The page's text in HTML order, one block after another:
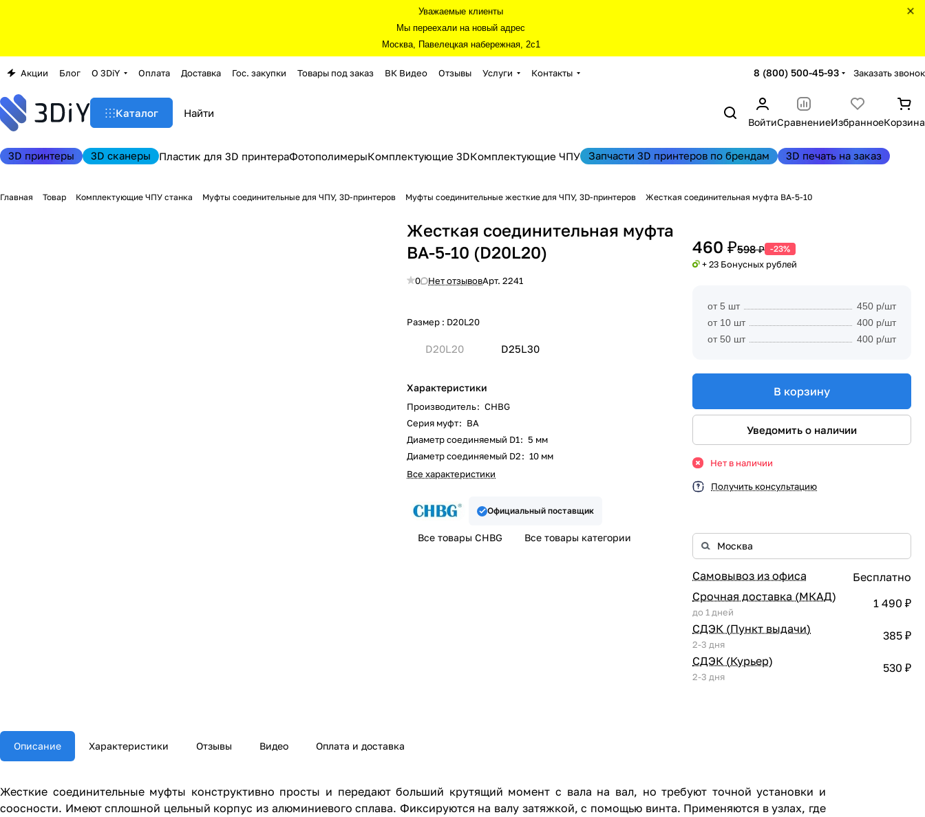
Уважаемые клиенты
Мы переехали на новый адрес
Москва, Павелецкая набережная, 2с1
Акции Блог О 3DiY Оплата Доставка Гос. закупки Товары под заказ ВК Видео Отзывы Услуги Контакты 8 (800) 500-45-93 Заказать звонок
Каталог
ВойтиСравнениеИзбранноеКорзина
3D принтеры 3D сканеры Пластик для 3D принтераФотополимерыКомплектующие 3DКомплектующие ЧПУ Запчасти 3D принтеров по брендам 3D печать на заказ
Главная Товар Комплектующие ЧПУ станка Муфты соединительные для ЧПУ, 3D-принтеров Муфты соединительные жесткие для ЧПУ, 3D-принтеров Жесткая соединительная муфта BA-5-10
Жесткая соединительная муфта
BA-5-10 (D20L20)
0 Нет отзывовАрт.2241
Размер : D20L20
D20L20 D25L30
Характеристики
Производитель: CHBG
Серия муфт: BA
Диаметр соединяемый D1: 5 мм
Диаметр соединяемый D2: 10 мм
Все характеристики
Официальный поставщик
Все товары CHBG Все товары категории
460 ₽598 ₽ -23%
+ 23 Бонусных рублей
от 5 шт
450 р/шт
от 10 шт
400 р/шт
от 50 шт
400 р/шт
В корзину
Уведомить о наличии
Нет в наличии
Получить консультацию
Самовывоз из офиса
Бесплатно
Срочная доставка (МКАД)
до 1 дней
1 490 ₽
СДЭК (Пункт выдачи)
2-3 дня
385 ₽
СДЭК (Курьер)
2-3 дня
530 ₽
Описание Характеристики Отзывы Видео Оплата и доставка
Жесткие соединительные муфты конструктивно просты и передают больший крутящий момент с вала на вал, но требуют точной установки и
соосности. Имеют сплошной цельный корпус из алюминиевого сплава. Фиксируются на валу затяжкой, с помощью винта. Применяются в узлах, где